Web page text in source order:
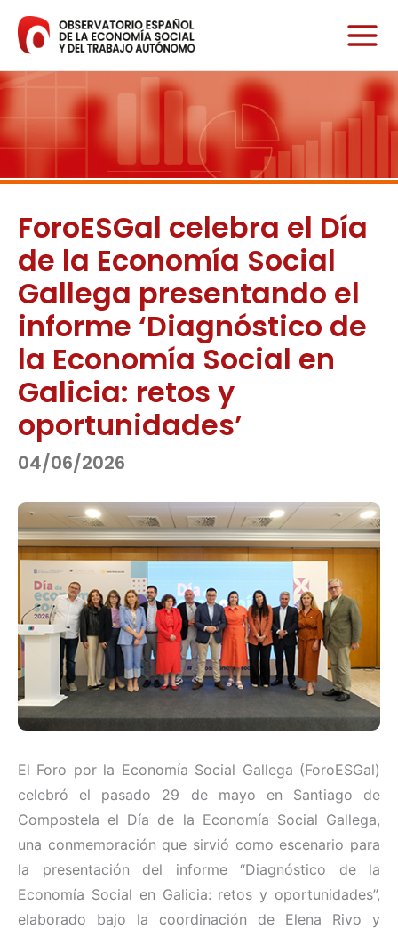
contenido
ForoESGal celebra el Día
de la Economía Social
Gallega presentando el
informe ‘Diagnóstico de
la Economía Social en
Galicia: retos y
oportunidades’
04/06/2026
El Foro por la Economía Social Gallega (ForoESGal)
celebró el pasado 29 de mayo en Santiago de
Compostela el Día de la Economía Social Gallega,
una conmemoración que sirvió como escenario para
la presentación del informe “Diagnóstico de la
Economía Social en Galicia: retos y oportunidades”,
elaborado bajo la coordinación de Elena Rivo y